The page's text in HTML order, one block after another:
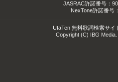
JASRAC許諾番号：
NexTone許諾番号
UtaTen 無料歌詞検索サイ
Copyright (C) IBG Media.